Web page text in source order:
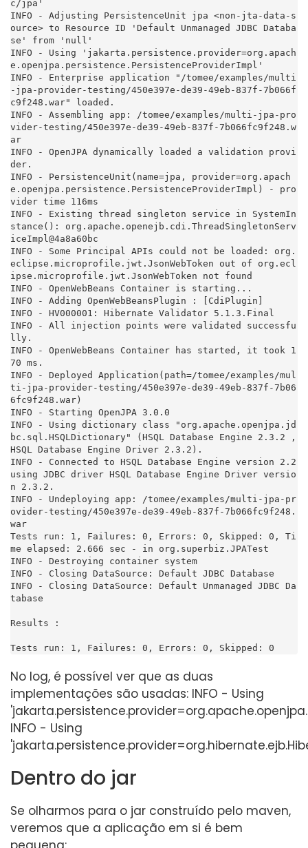
No log, é possível ver que as duas
implementações são usadas: INFO - Using
INFO - Using
Dentro do jar
Se olharmos para o jar construído pelo maven,
veremos que a aplicação em si é bem